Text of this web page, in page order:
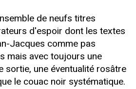
de neufs titres
d'espoir dont les textes
Jacques comme pas
mais avec toujours une
sortie, une éventualité rosâtre
le couac noir systématique.